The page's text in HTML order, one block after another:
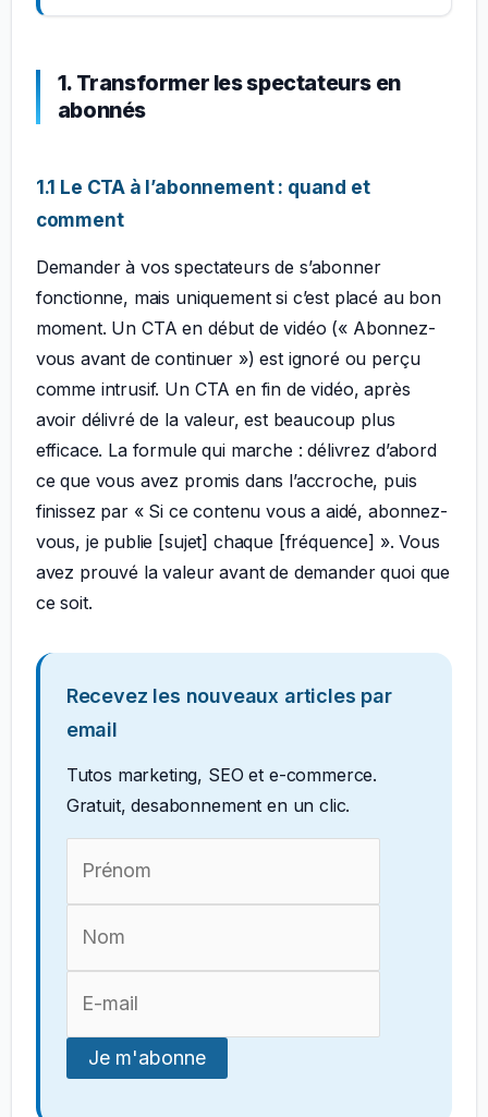
1. Transformer les spectateurs en
abonnés
1.1 Le CTA à l’abonnement : quand et
comment
Demander à vos spectateurs de s’abonner
fonctionne, mais uniquement si c’est placé au bon
moment. Un CTA en début de vidéo (« Abonnez-
vous avant de continuer ») est ignoré ou perçu
comme intrusif. Un CTA en fin de vidéo, après
avoir délivré de la valeur, est beaucoup plus
efficace. La formule qui marche : délivrez d’abord
ce que vous avez promis dans l’accroche, puis
finissez par « Si ce contenu vous a aidé, abonnez-
vous, je publie [sujet] chaque [fréquence] ». Vous
avez prouvé la valeur avant de demander quoi que
ce soit.
Recevez les nouveaux articles par
email
Tutos marketing, SEO et e-commerce.
Gratuit, desabonnement en un clic.